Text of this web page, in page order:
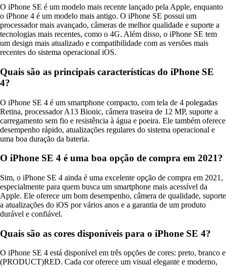
O iPhone SE é um modelo mais recente lançado pela Apple, enquanto
o iPhone 4 é um modelo mais antigo. O iPhone SE possui um
processador mais avançado, câmeras de melhor qualidade e suporte a
tecnologias mais recentes, como o 4G. Além disso, o iPhone SE tem
um design mais atualizado e compatibilidade com as versões mais
recentes do sistema operacional iOS.
Quais são as principais características do iPhone SE
4?
O iPhone SE 4 é um smartphone compacto, com tela de 4 polegadas
Retina, processador A13 Bionic, câmera traseira de 12 MP, suporte a
carregamento sem fio e resistência à água e poeira. Ele também oferece
desempenho rápido, atualizações regulares do sistema operacional e
uma boa duração da bateria.
O iPhone SE 4 é uma boa opção de compra em 2021?
Sim, o iPhone SE 4 ainda é uma excelente opção de compra em 2021,
especialmente para quem busca um smartphone mais acessível da
Apple. Ele oferece um bom desempenho, câmera de qualidade, suporte
a atualizações do iOS por vários anos e a garantia de um produto
durável e confiável.
Quais são as cores disponíveis para o iPhone SE 4?
O iPhone SE 4 está disponível em três opções de cores: preto, branco e
(PRODUCT)RED. Cada cor oferece um visual elegante e moderno,